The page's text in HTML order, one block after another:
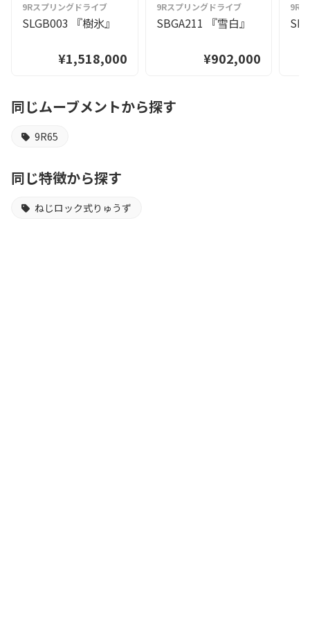
9Rスプリングドライブ
SLGB003 『樹氷』
¥1,518,000
9Rスプリングドライブ
SBGA211 『雪白』
¥902,000
9R
同じムーブメントから探す
9R65
同じ特徴から探す
ねじロック式りゅうず